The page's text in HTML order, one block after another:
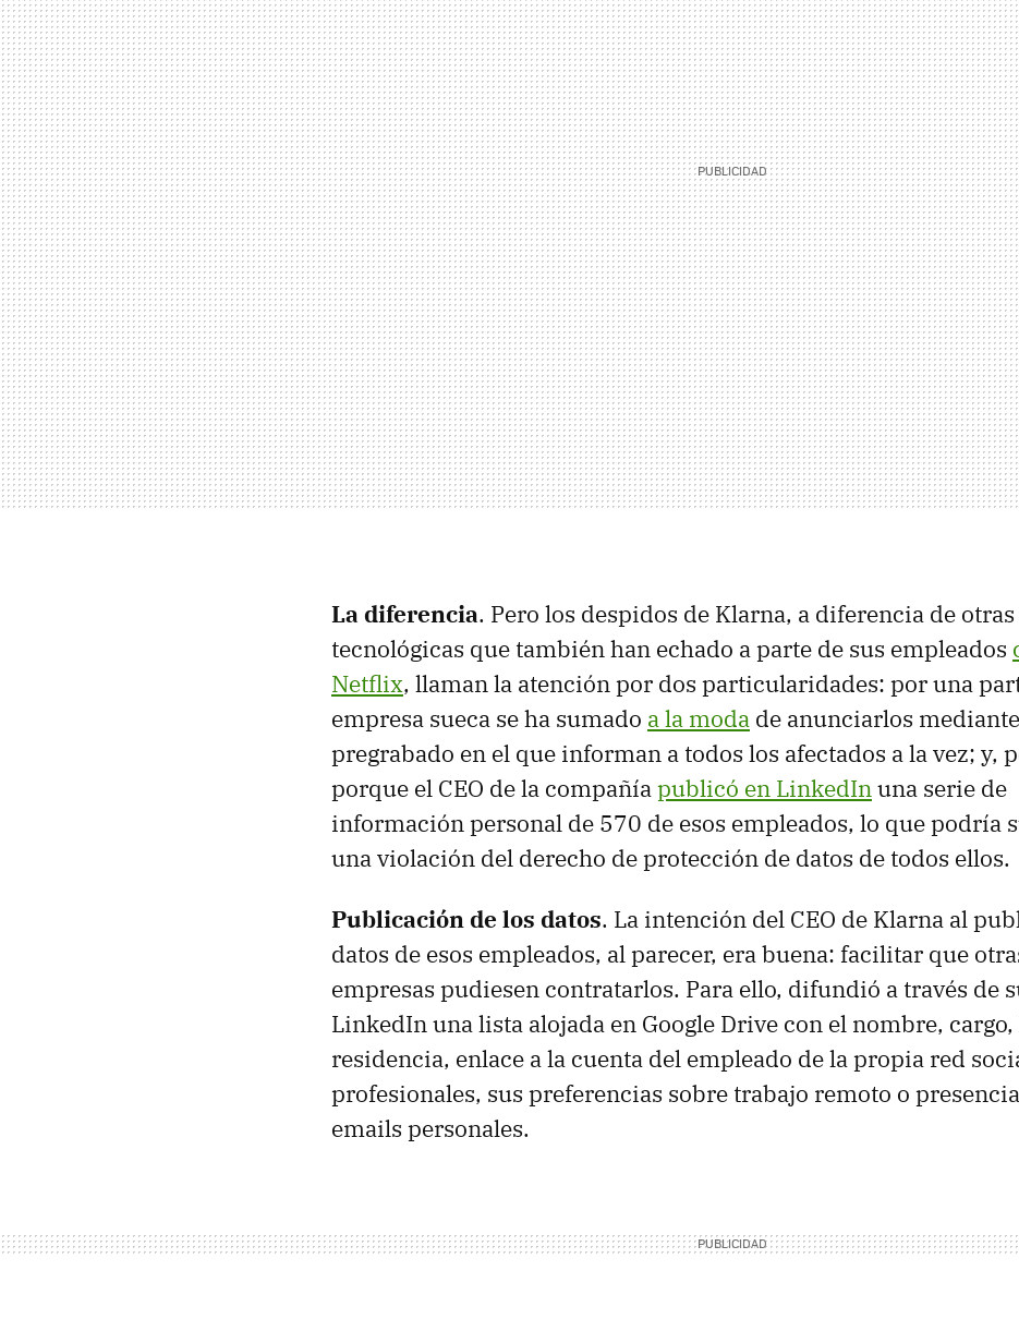
La diferencia. Pero los despidos de Klarna, a diferencia de otras
tecnológicas que también han echado a parte de sus empleados
Netflix, llaman la atención por dos particularidades: por una
empresa sueca se ha sumado a la moda de anunciarlos
pregrabado en el que informan a todos los afectados a la vez; y,
porque el CEO de la compañíapublicó en LinkedInuna serie de
información personal de 570 de esos empleados, lo que podría
una violación del derecho de protección de datos de todos ellos.
Publicación de los datos. La intención del CEO de Klarna al
datos de esos empleados, al parecer, era buena: facilitar que
empresas pudiesen contratarlos. Para ello, difundió a través de
LinkedIn una lista alojada en Google Drive con el nombre,
residencia, enlace a la cuenta del empleado de la propia red
profesionales, sus preferencias sobre trabajo remoto o
emails personales.